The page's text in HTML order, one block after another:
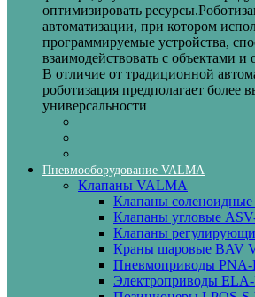
оптимизировать
автоматизации, при котором
программируемые устройства,
взаимодействовать с объектами
В отличие от традиционной
роботизация предполагает более
универсальности
Пневмооборудование VALMA
Клапаны VALMA
Клапаны соленоидные
Клапаны угловые
Клапаны
Краны шаровые BAV
Пневмоприводы
Электроприводы